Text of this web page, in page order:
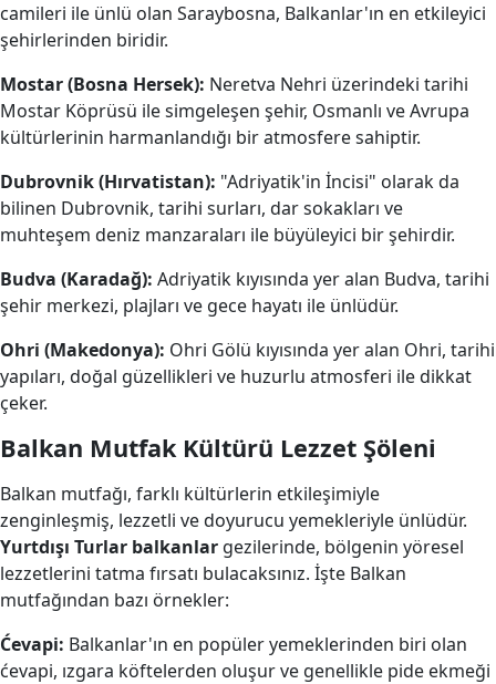
camileri ile ünlü olan Saraybosna, Balkanlar'ın en etkileyici
şehirlerinden biridir.
Mostar (Bosna Hersek): Neretva Nehri üzerindeki tarihi
Mostar Köprüsü ile simgeleşen şehir, Osmanlı ve Avrupa
kültürlerinin harmanlandığı bir atmosfere sahiptir.
Dubrovnik (Hırvatistan): "Adriyatik'in İncisi" olarak da
bilinen Dubrovnik, tarihi surları, dar sokakları ve
muhteşem deniz manzaraları ile büyüleyici bir şehirdir.
Budva (Karadağ): Adriyatik kıyısında yer alan Budva, tarihi
şehir merkezi, plajları ve gece hayatı ile ünlüdür.
Ohri (Makedonya): Ohri Gölü kıyısında yer alan Ohri, tarihi
yapıları, doğal güzellikleri ve huzurlu atmosferi ile dikkat
çeker.
Balkan Mutfak Kültürü Lezzet Şöleni
Balkan mutfağı, farklı kültürlerin etkileşimiyle
zenginleşmiş, lezzetli ve doyurucu yemekleriyle ünlüdür.
Yurtdışı Turlar balkanlar gezilerinde, bölgenin yöresel
lezzetlerini tatma fırsatı bulacaksınız. İşte Balkan
mutfağından bazı örnekler:
Ćevapi: Balkanlar'ın en popüler yemeklerinden biri olan
ćevapi, ızgara köftelerden oluşur ve genellikle pide ekmeği